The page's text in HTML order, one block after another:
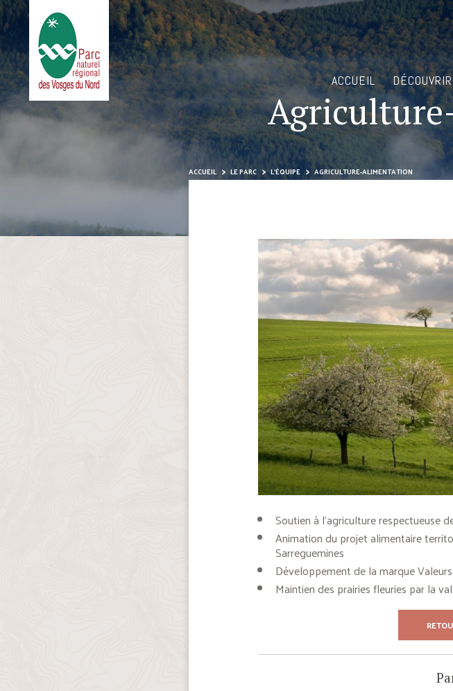
ACCUEIL DÉCOUVRIR
ACCUEIL LE PARC L’ÉQUIPE AGRICULTURE-ALIMENTATION
Soutien à l’agriculture respectueuse
Animation du projet alimentaire
Sarreguemines
Développement de la marque
Maintien des prairies fleuries par la